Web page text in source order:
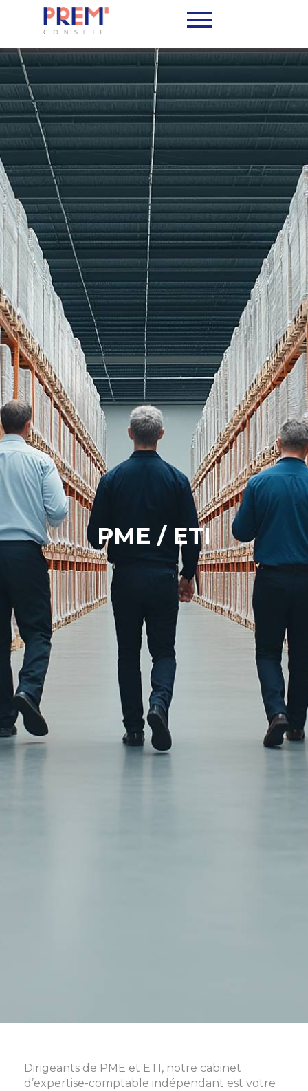
PME / ETI
Dirigeants de PME et ETI, notre cabinet
d’expertise-comptable indépendant est votre